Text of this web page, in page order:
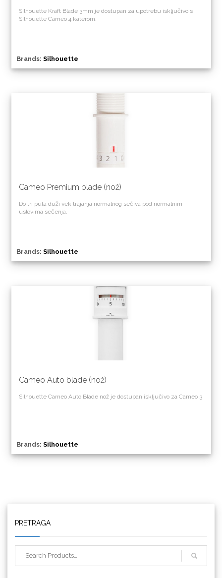
SIlhouette Kraft Blade 3mm je dostupan za upotrebu isključivo s
SIlhouette Cameo 4 katerom.
Brands: Silhouette
Cameo Premium blade (nož)
Do tri puta duži vek trajanja normalnog sečiva pod normalnim
uslovima sečenja.
Brands: Silhouette
Cameo Auto blade (nož)
Silhouette Cameo Auto Blade nož je dostupan isključivo za Cameo 3.
Brands: Silhouette
PRETRAGA